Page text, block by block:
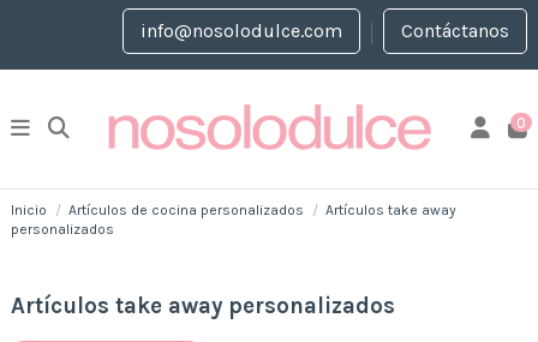
info@nosolodulce.com Contáctanos
0
Inicio Artículos de cocina personalizados
Artículos take away
personalizados
Artículos take away personalizados